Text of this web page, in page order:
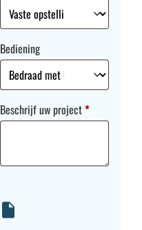
Bediening
Beschrijf uw project*